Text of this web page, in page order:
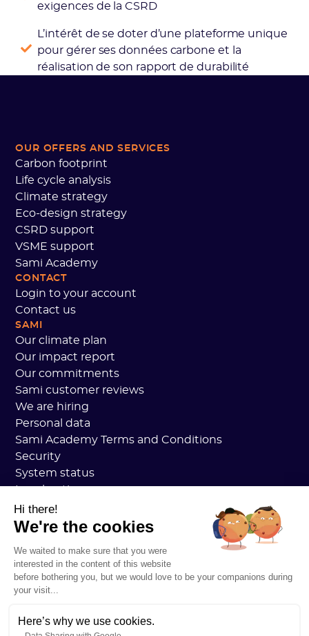
exigences de la CSRD
L’intérêt de se doter d’une plateforme unique
pour gérer ses données carbone et la
réalisation de son rapport de durabilité
OUR OFFERS AND SERVICES
Carbon footprint
Life cycle analysis
Climate strategy
Eco-design strategy
CSRD support
VSME support
Sami Academy
CONTACT
Login to your account
Contact us
SAMI
Our climate plan
Our impact report
Our commitments
Sami customer reviews
We are hiring
Personal data
Sami Academy Terms and Conditions
Security
System status
Legal notices
RESOURCES
General Carbon Plan
Customer stories
Our blog
Understanding everything about the carbon
Understanding everything about CSRD
Hi there!
We're the cookies
We waited to make sure that you were
interested in the content of this website
before bothering you, but we would love to be your companions during
your visit...
Here’s why we use cookies.